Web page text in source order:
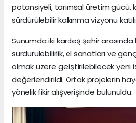
potansiyeli, tarımsal üretim gücü,
sürdürülebilir kalkınma vizyonu
Sunumda iki kardeş şehir
sürdürülebilirlik, el sanatları ve
olmak üzere geliştirilebilecek yeni
değerlendirildi. Ortak projelerin
yönelik fikir alışverişinde bulunuldu.